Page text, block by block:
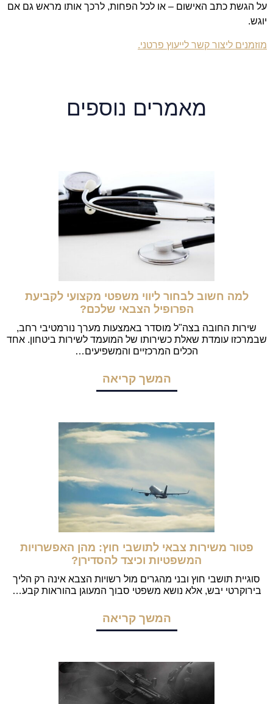
על הגשת כתב האישום – או לכל הפחות, לרכך אותו מראש גם אם
יוגש.
מוזמנים ליצור קשר לייעוץ פרטני.
מאמרים נוספים
למה חשוב לבחור ליווי משפטי מקצועי לקביעת
הפרופיל הצבאי שלכם?
שירות החובה בצה"ל מוסדר באמצעות מערך נורמטיבי רחב,
שבמרכזו עומדת שאלת כשירותו של המועמד לשירות ביטחון. אחד
הכלים המרכזיים והמשפיעים…
המשך קריאה
פטור משירות צבאי לתושבי חוץ: מהן האפשרויות
המשפטיות וכיצד להסדירן?
סוגיית תושבי חוץ ובני מהגרים מול רשויות הצבא אינה רק הליך
בירוקרטי יבש, אלא נושא משפטי סבוך המעוגן בהוראות קבע…
המשך קריאה